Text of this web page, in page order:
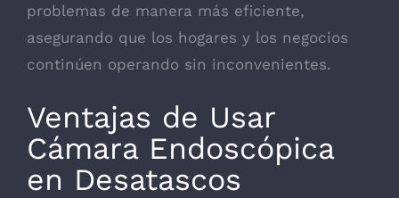
problemas de manera más eficiente,
asegurando que los hogares y los negocios
continúen operando sin inconvenientes.
Ventajas de Usar
Cámara Endoscópica
en Desatascos